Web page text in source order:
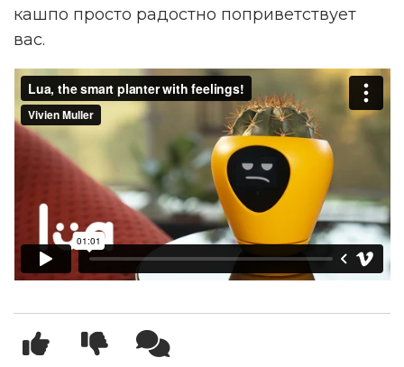
кашпо просто радостно поприветствует
вас.